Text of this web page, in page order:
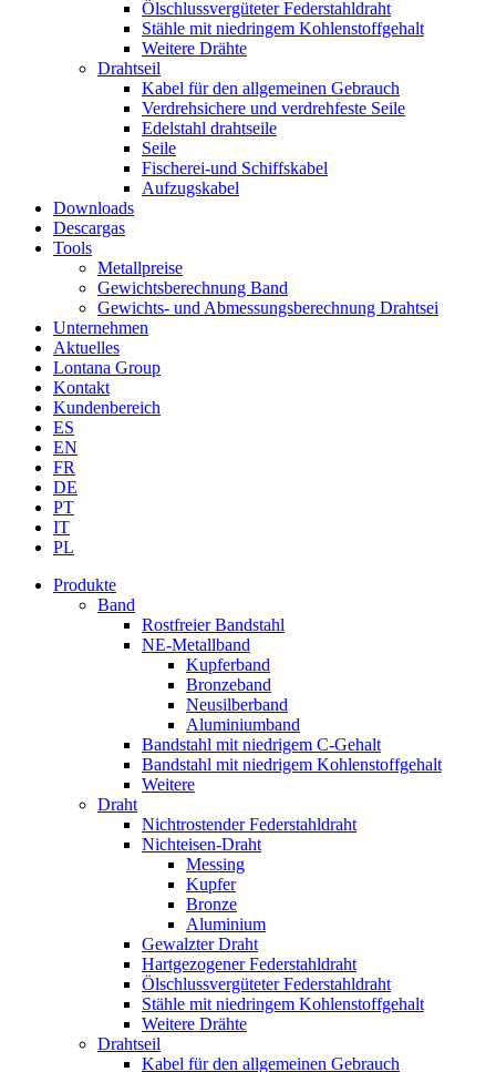
Ölschlussvergüteter Federstahldraht
Stähle mit niedringem Kohlenstoffgehalt
Weitere Drähte
Drahtseil
Kabel für den allgemeinen Gebrauch
Verdrehsichere und verdrehfeste Seile
Edelstahl drahtseile
Seile
Fischerei-und Schiffskabel
Aufzugskabel
Downloads
Descargas
Tools
Metallpreise
Gewichtsberechnung Band
Gewichts- und Abmessungsberechnung Drahtsei
Unternehmen
Aktuelles
Lontana Group
Kontakt
Kundenbereich
ES
EN
FR
DE
PT
IT
PL
Produkte
Band
Rostfreier Bandstahl
NE-Metallband
Kupferband
Bronzeband
Neusilberband
Aluminiumband
Bandstahl mit niedrigem C-Gehalt
Bandstahl mit niedrigem Kohlenstoffgehalt
Weitere
Draht
Nichtrostender Federstahldraht
Nichteisen-Draht
Messing
Kupfer
Bronze
Aluminium
Gewalzter Draht
Hartgezogener Federstahldraht
Ölschlussvergüteter Federstahldraht
Stähle mit niedringem Kohlenstoffgehalt
Weitere Drähte
Drahtseil
Kabel für den allgemeinen Gebrauch